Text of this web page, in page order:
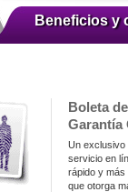
Beneficios y
Boleta de
Garantía
Un exclusivo
servicio en
rápido y más
que otorga